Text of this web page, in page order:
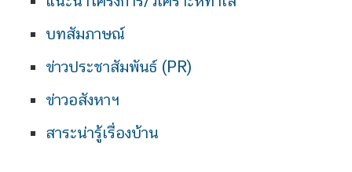
บทสัมภาษณ์
ข่าวประชาสัมพันธ์ (PR)
ข่าวอสังหาฯ
สาระน่ารู้เรื่องบ้าน